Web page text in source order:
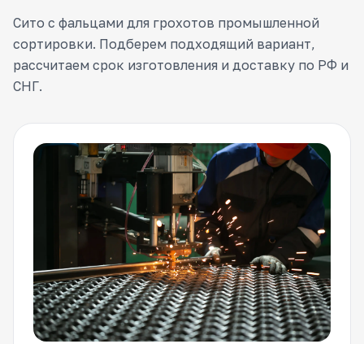
Сито с фальцами для грохотов промышленной
сортировки. Подберем подходящий вариант,
рассчитаем срок изготовления и доставку по РФ и
СНГ.